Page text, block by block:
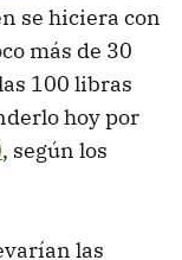
se hiciera con
más de 30
100 libras
hoy por
, según los
las